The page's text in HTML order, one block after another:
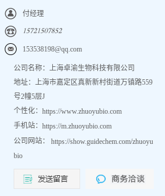
付经理
𐀍𐀎𐀔𐀑𐀍𐀎𐀐𐀔𐀒𐀎𐀑
153538198@qq.com
公司名称：上海卓渝生物科技有限公司
地址：上海市嘉定区真新新村街道万镇路559
号2幢5层J
个性化： https://www.zhuoyubio.com
手机站： https://m.zhuoyubio.com
公司网站： https://show.guidechem.com/zhuoyu
bio